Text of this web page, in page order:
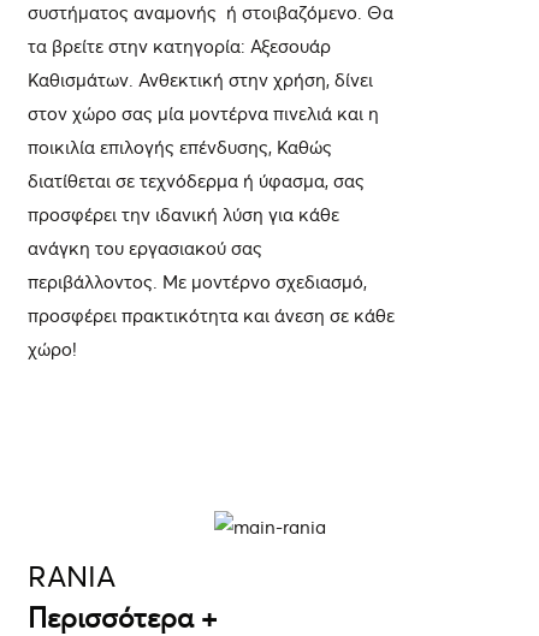
συστήματος αναμονής ή στοιβαζόμενο. Θα
τα βρείτε στην κατηγορία: Αξεσουάρ
Καθισμάτων. Ανθεκτική στην χρήση, δίνει
στον χώρο σας μία μοντέρνα πινελιά και η
ποικιλία επιλογής επένδυσης, Καθώς
διατίθεται σε τεχνόδερμα ή ύφασμα, σας
προσφέρει την ιδανική λύση για κάθε
ανάγκη του εργασιακού σας
περιβάλλοντος. Με μοντέρνο σχεδιασμό,
προσφέρει πρακτικότητα και άνεση σε κάθε
χώρο!
ΛΕΠΤΟΜΈΡΕΙΕΣ
RANIA
Περισσότερα +